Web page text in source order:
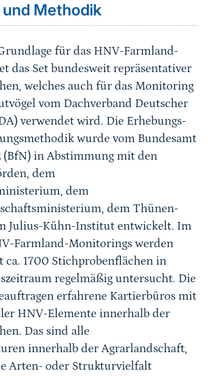
Methodik
für das HNV-Farmland-
das Set bundesweit repräsentativer
welches auch für das Monitoring
vom Dachverband Deutscher
verwendet wird. Die Erhebungs-
wurde vom Bundesamt
in Abstimmung mit den
dem
dem
dem Thünen-
Julius-Kühn-Institut entwickelt. Im
Farmland-Monitorings werden
ca. 1700 Stichprobenflächen in
regelmäßig untersucht. Die
erfahrene Kartierbüros mit
HNV-Elemente innerhalb der
Das sind alle
innerhalb der Agrarlandschaft,
Arten- oder Strukturvielfalt